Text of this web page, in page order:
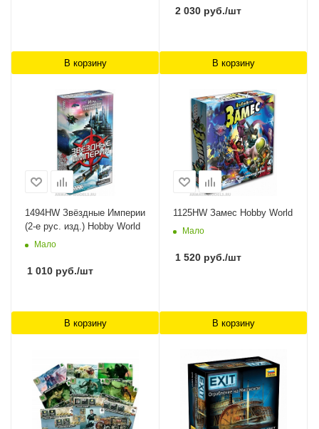
В корзину
2 030 руб./шт
В корзину
1494HW Звёздные Империи
(2-е рус. изд.) Hobby World
Мало
1 010 руб./шт
В корзину
1125HW Замес Hobby World
Мало
1 520 руб./шт
В корзину